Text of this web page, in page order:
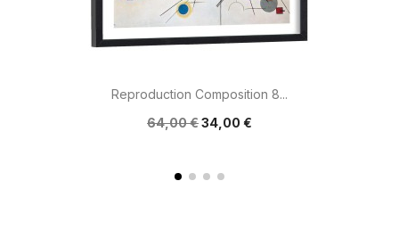
Reproduction Composition 8...
64,00 €34,00 €